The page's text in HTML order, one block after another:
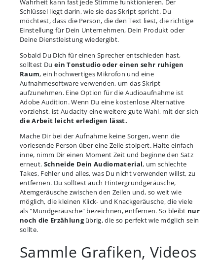
Wahrheit kann fast jede Stimme funktionieren. Der
Schlüssel liegt darin, wie sie das Skript spricht. Du
möchtest, dass die Person, die den Text liest, die richtige
Einstellung für Dein Unternehmen, Dein Produkt oder
Deine Dienstleistung wiedergibt.
Sobald Du Dich für einen Sprecher entschieden hast,
solltest Du ein Tonstudio oder einen sehr ruhigen
Raum, ein hochwertiges Mikrofon und eine
Aufnahmesoftware verwenden, um das Skript
aufzunehmen. Eine Option für die Audioaufnahme ist
Adobe Audition. Wenn Du eine kostenlose Alternative
vorziehst, ist Audacity eine weitere gute Wahl, mit der sich
die Arbeit leicht erledigen lässt.
Mache Dir bei der Aufnahme keine Sorgen, wenn die
vorlesende Person über eine Zeile stolpert. Halte einfach
inne, nimm Dir einen Moment Zeit und beginne den Satz
erneut. Schneide Dein Audiomaterial, um schlechte
Takes, Fehler und alles, was Du nicht verwenden willst, zu
entfernen. Du solltest auch Hintergrundgeräusche,
Atemgeräusche zwischen den Zeilen und, so weit wie
möglich, die kleinen Klick- und Knackgeräusche, die viele
als "Mundgeräusche" bezeichnen, entfernen. So bleibt nur
noch die Erzählungübrig, die so perfekt wie möglich sein
sollte.
Sammle Grafiken, Videos